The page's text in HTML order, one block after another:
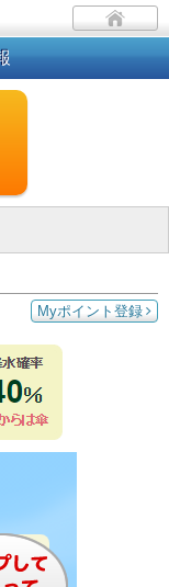
Myポイント登録
。